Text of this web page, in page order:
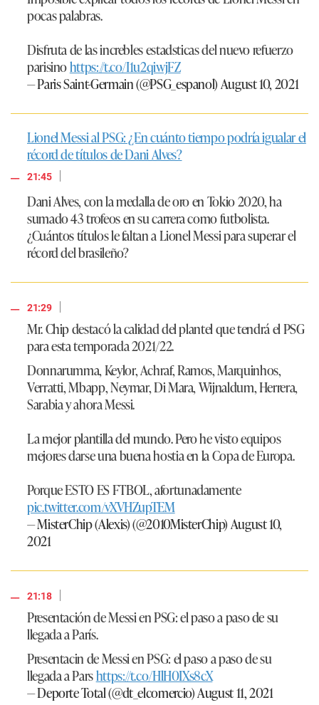
pocas palabras.
Disfruta de las increbles estadsticas del nuevo refuerzo
parisinohttps://t.co/I1u2qiwjFZ
— Paris Saint-Germain (@PSG_espanol)August 10, 2021
Lionel Messi al PSG: ¿En cuánto tiempo podría igualar el
récord de títulos de Dani Alves?
21:45
|
Dani Alves, con la medalla de oro en Tokio 2020, ha
sumado 43 trofeos en su carrera como futbolista.
¿Cuántos títulos le faltan a Lionel Messi para superar el
récord del brasileño?
21:29
|
Mr. Chip destacó la calidad del plantel que tendrá el PSG
para esta temporada 2021/22.
Donnarumma, Keylor, Achraf, Ramos, Marquinhos,
Verratti, Mbapp, Neymar, Di Mara, Wijnaldum, Herrera,
Sarabia y ahora Messi.
La mejor plantilla del mundo. Pero he visto equipos
mejores darse una buena hostia en la Copa de Europa.
Porque ESTO ES FTBOL, afortunadamente
pic.twitter.com/vXVHZupTEM
— MisterChip (Alexis) (@2010MisterChip)August 10,
2021
21:18
|
Presentación de Messi en PSG: el paso a paso de su
llegada a París.
Presentacin de Messi en PSG: el paso a paso de su
llegada a Parshttps://t.co/HlH0IXs8cX
— Deporte Total (@dt_elcomercio)August 11, 2021